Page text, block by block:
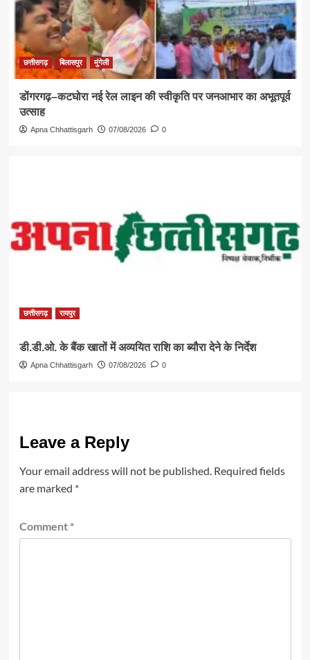
छत्तीसगढ़ बिलासपुर मुंगेली
डोंगरगढ़–कटघोरा नई रेल लाइन की स्वीकृति पर जनआभार का अभूतपूर्व
उत्साह
Apna Chhattisgarh 07/08/2026 0
छत्तीसगढ़ रायपुर
डी.डी.ओ. के बैंक खातों में अव्ययित राशि का ब्यौरा देने के निर्देश
Apna Chhattisgarh 07/08/2026 0
Leave a Reply
Your email address will not be published. Required fields
are marked *
Comment *